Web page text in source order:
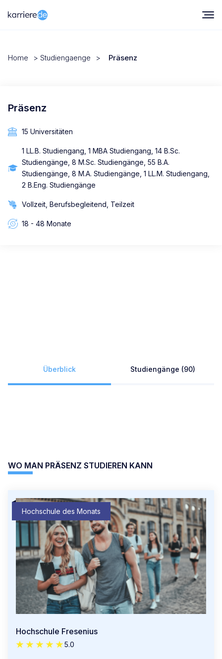
Home > Studiengaenge > Präsenz
Präsenz
15 Universitäten
1 LL.B. Studiengang, 1 MBA Studiengang, 14 B.Sc.
Studiengänge, 8 M.Sc. Studiengänge, 55 B.A.
Studiengänge, 8 M.A. Studiengänge, 1 LL.M. Studiengang,
2 B.Eng. Studiengänge
Vollzeit, Berufsbegleitend, Teilzeit
18 - 48 Monate
Überblick Studiengänge (90)
WO MAN PRÄSENZ STUDIEREN KANN
Hochschule des Monats
Hochschule Fresenius
5.0